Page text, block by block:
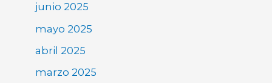
junio 2025
mayo 2025
abril 2025
marzo 2025